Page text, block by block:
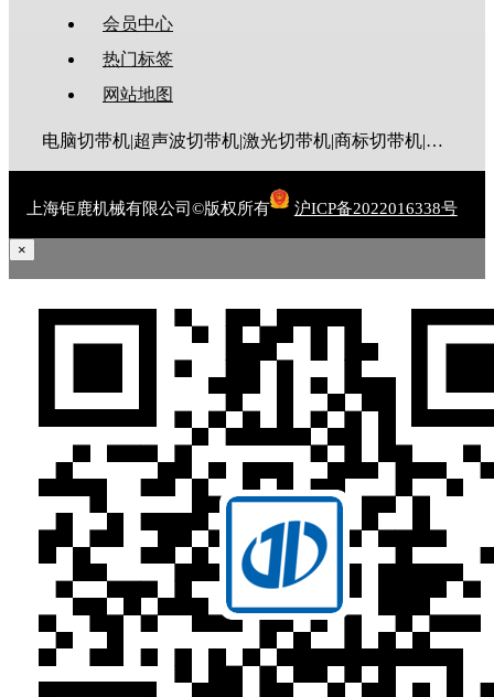
会员中心
热门标签
网站地图
电脑切带机|超声波切带机|激光切带机|商标切带机|圆角切带机|斜角切带机|燕尾切带机|梯形切带机|魔术贴切带机|电脑切管机|热缩管切管机
上海钜鹿机械有限公司©版权所有 沪ICP备2022016338号
×